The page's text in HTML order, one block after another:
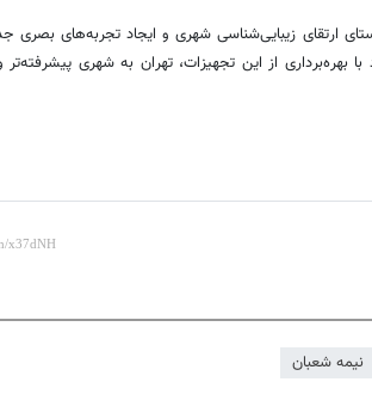
ارتقای زیبایی‌شناسی شهری و ایجاد تجربه‌های بصری
بهره‌برداری از این تجهیزات، تهران به شهری پیشرفته‌تر
نیمه شعبان